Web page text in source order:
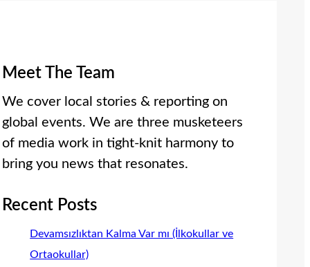
Meet The Team
We cover local stories & reporting on
global events. We are three musketeers
of media work in tight-knit harmony to
bring you news that resonates.
Recent Posts
Devamsızlıktan Kalma Var mı (İlkokullar ve
Ortaokullar)